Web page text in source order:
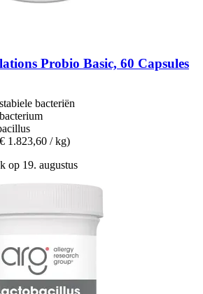
Probio Basic, 60 Capsules
bacteriën
1.823,60 / kg)
op 19. augustus